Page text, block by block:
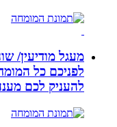
מעגל מודיעין/ שוהם
לפניכם כל
להעניק לכם מענה